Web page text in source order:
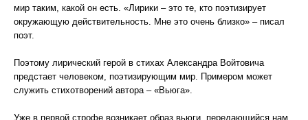
мир таким, какой он есть. «Лирики – это те, кто поэтизирует
окружающую действительность. Мне это очень близко» – писал
поэт.
Поэтому лирический герой в стихах Александра Войтовича
предстает человеком, поэтизирующим мир. Примером может
служить стихотворений автора – «Вьюга».
Уже в первой строфе возникает образ вьюги, передающийся нам